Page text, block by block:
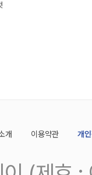
개 이용약관 개